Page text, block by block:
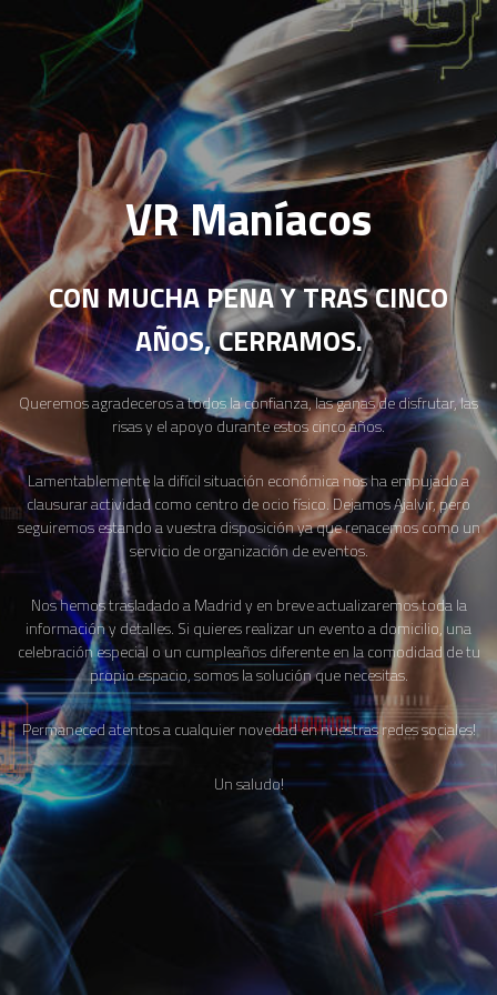
VR Maníacos
CON MUCHA PENA Y TRAS CINCO
AÑOS, CERRAMOS.
Queremos agradeceros a todos la confianza, las ganas de disfrutar, las
risas y el apoyo durante estos cinco años.
Lamentablemente la difícil situación económica nos ha empujado a
clausurar actividad como centro de ocio físico. Dejamos Ajalvir, pero
seguiremos estando a vuestra disposición ya que renacemos como un
servicio de organización de eventos.
Nos hemos trasladado a Madrid y en breve actualizaremos toda la
información y detalles. Si quieres realizar un evento a domicilio, una
celebración especial o un cumpleaños diferente en la comodidad de tu
propio espacio, somos la solución que necesitas.
Permaneced atentos a cualquier novedad en nuestras redes sociales!
Un saludo!